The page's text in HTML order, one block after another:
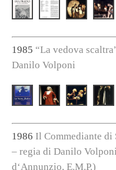
1985 “La vedova
Danilo Volponi
1986 Il Commediante di
– regia di Danilo
d‘Annunzio, E.M.P.)